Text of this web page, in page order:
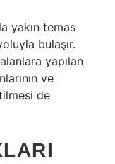
yakın temas
bulaşır.
yapılan
ve
de